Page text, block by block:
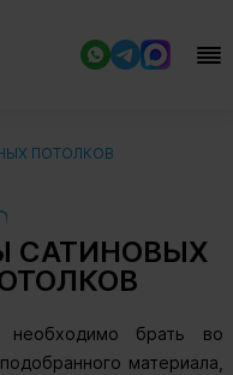
ПОТОЛКОВ
САТИНОВЫХ
необходимо брать во
материала,